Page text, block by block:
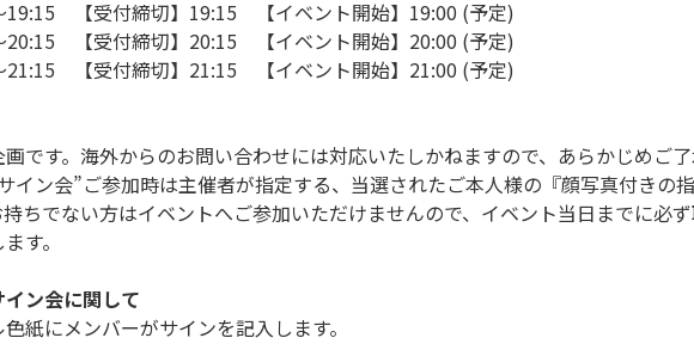
19:15 【受付締切】19:15 【イベント開始】19:00 (予定)
20:15 【受付締切】20:15 【イベント開始】20:00 (予定)
21:15 【受付締切】21:15 【イベント開始】21:00 (予定)
です。海外からのお問い合わせには対応いたしかねますので、あらかじめご了
ン会”ご参加時は主催者が指定する、当選されたご本人様の『顔写真付きの指
ちでない方はイベントへご参加いただけませんので、イベント当日までに必
す。
ン会に関して
紙にメンバーがサインを記入します。